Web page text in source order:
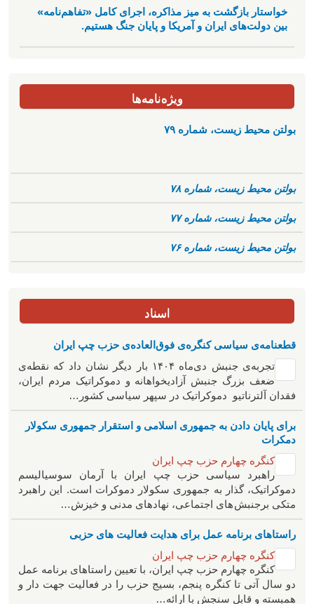
خواستار بازگشت به میز مذاکره، اجرای کامل «تفاهم‌نامه»
بین دولت‌های ایران و آمریکا و پایان جنگ هستیم.
ویژه‌نامه‌ها
بولتن محیط زیست، شماره ۷۹
بولتن محیط زیست، شماره ۷۸
بولتن محیط زیست، شماره ۷۷
بولتن محیط زیست، شماره ۷۶
اسناد
قطعنامه‌ی سیاسی کنگره‌ی فوق‌العاده‌ی حزب چپ ایران
تجربه‌ی جنبش دی‌ماه ۱۴۰۴ بار دیگر نشان داد که نقطه‌ی
ضعف بزرگ جنبش آزادیخواهانه و دموکراتیک مردم ایران،
فقدان آلترناتیو دموکراتیک در سپهر سیاسی کشور…
برای پایان دادن به جمهوری اسلامی و استقرار جمهوری سکولار
دمکرات
کنگره چهارم حزب چپ ایران
راهبرد سياسی حزب چپ ایران با آرمان سوسیالیسم
دموکراتیک، گذار به جمهوری سکولار دموکرات است. این راهبرد
متکی برجنبش های اجتماعی، نهادهای مدنی و خیزش‌…
راستاهای برنامه عمل برای هدایت فعالیت های حزبی
کنگره چهارم حزب چپ ایران
کنگره چهارم حزب چپ ایران، با تعیین راستاهای برنامه عمل
دو سال آتی تا کنگره پنجم، بسیج حزب را در فعالیت جهت دار و
همبسته و قابل سنجش با ارائه…